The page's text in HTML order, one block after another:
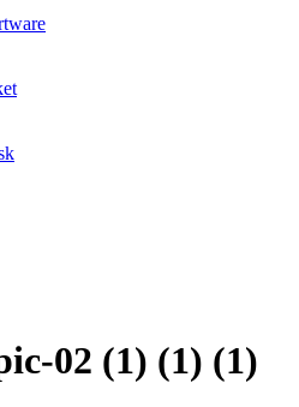
02 (1) (1) (1)